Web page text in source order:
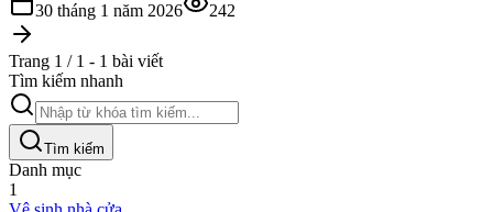
30 tháng 1 năm 2026 242
Trang 1 / 1 - 1 bài viết
Tìm kiếm nhanh
Tìm kiếm
Danh mục
1